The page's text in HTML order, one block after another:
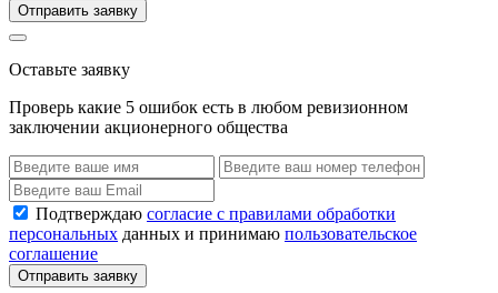
Отправить заявку
Оставьте заявку
Проверь какие 5 ошибок есть в любом ревизионном
заключении акционерного общества
Подтверждаю согласие с правилами обработки
персональных данных и принимаю пользовательское
соглашение
Отправить заявку